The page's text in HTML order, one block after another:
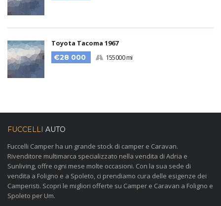
Toyota Tacoma 1967
€28 000
155000 mi
FUCCELLI AUTO
Fuccelli Camper ha un grande stock di camper e Caravan.
Rivenditore multimarca specializzato nella vendita di Adria e
Sunliving, offre ogni mese molte occasioni. Con la sua sede di
vendita a Foligno e a Spoleto, ci prendiamo cura delle esigenze dei
Camperisti. Scopri le migliori offerte su Camper e Caravan a Foligno e
Spoleto per Um.